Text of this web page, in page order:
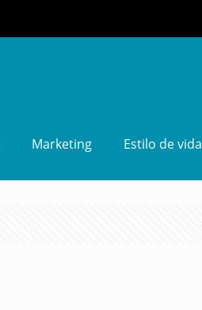
Marketing Estilo de vida